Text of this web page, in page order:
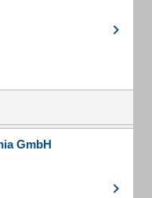
GmbH